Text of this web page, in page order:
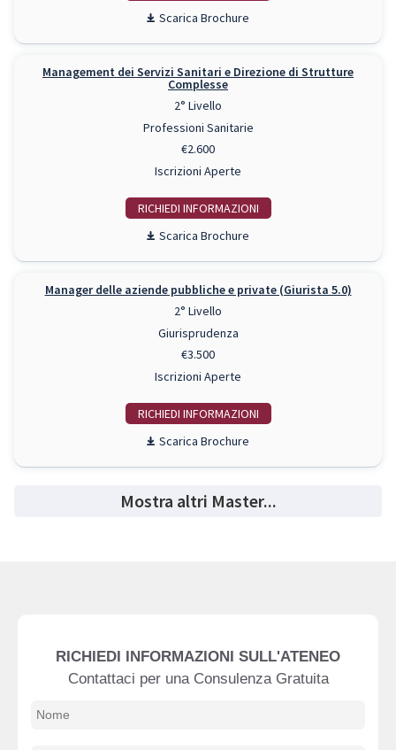
Scarica Brochure
Management dei Servizi Sanitari e Direzione di Strutture
Complesse
2° Livello
Professioni Sanitarie
€2.600
Iscrizioni Aperte
RICHIEDI INFO
Scarica Brochure
Manager delle aziende pubbliche e private (Giurista 5.0)
2° Livello
Giurisprudenza
€3.500
Iscrizioni Aperte
RICHIEDI INFO
Scarica Brochure
Mostra altri Master...
RICHIEDI INFORMAZIONI SULL'ATENEO
Contattaci per una Consulenza Gratuita